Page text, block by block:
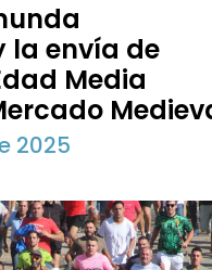
la envía de
Media
2025